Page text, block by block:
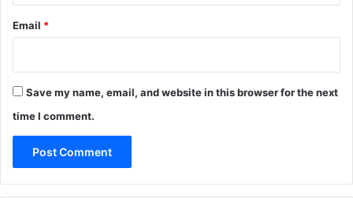
Email *
Save my name, email, and website in this browser for the next
time I comment.